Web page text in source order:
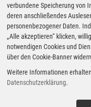
Nach dem Rückzug
Benz aus dem
folgten Jahre bei
B.R.M. und Borgward
1960 triumphierten
verbundene Speicherung von
deren anschließendes
personenbezogener Daten.
„Alle akzeptieren“ klicken,
notwendigen Cookies und
über den Cookie-Banner
Weitere Informationen
Datenschutzerklärung.